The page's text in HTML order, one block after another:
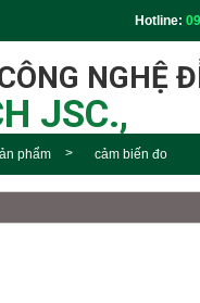
Hotline:
NGHỆ
JSC.,
phẩm cảm biến đo